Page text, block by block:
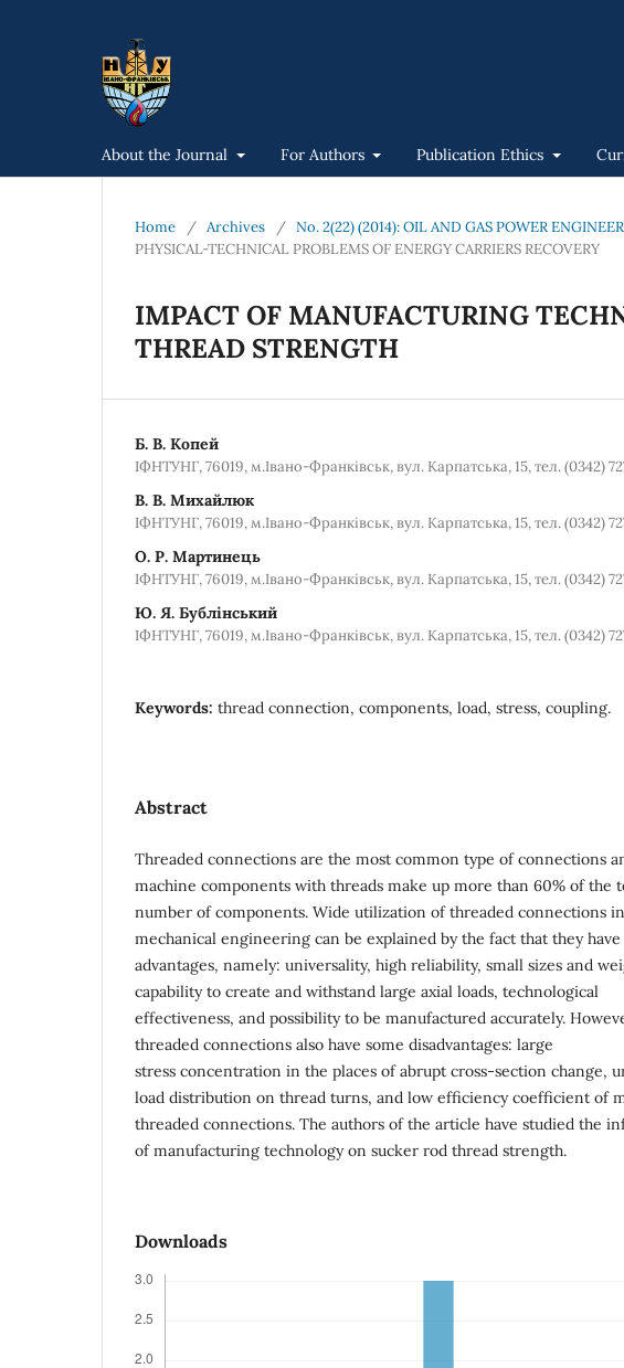
About the Journal For Authors Publication Ethics
Home / Archives / No. 2(22) (2014): OIL AND GAS POWER
PHYSICAL-TECHNICAL PROBLEMS OF ENERGY CARRIERS RECOVERY
IMPACT OF MANUFACTURING
THREAD STRENGTH
Б. В. Копей
ІФНТУНГ, 76019, м.Івано-Франківськ, вул. Карпатська, 15, тел. (0342)
В. В. Михайлюк
ІФНТУНГ, 76019, м.Івано-Франківськ, вул. Карпатська, 15, тел. (0342)
О. Р. Мартинець
ІФНТУНГ, 76019, м.Івано-Франківськ, вул. Карпатська, 15, тел. (0342)
Ю. Я. Бублінський
ІФНТУНГ, 76019, м.Івано-Франківськ, вул. Карпатська, 15, тел. (0342)
Keywords: thread connection, components, load, stress, coupling.
Abstract
Threaded connections are the most common type of connections
machine components with threads make up more than 60% of the
number of components. Wide utilization of threaded connections in
mechanical engineering can be explained by the fact that they
advantages, namely: universality, high reliability, small sizes and
capability to create and withstand large axial loads, technological
effectiveness, and possibility to be manufactured accurately.
threaded connections also have some disadvantages: large
stress concentration in the places of abrupt cross-section change,
load distribution on thread turns, and low efficiency coefficient of
threaded connections. The authors of the article have studied the
of manufacturing technology on sucker rod thread strength.
Downloads